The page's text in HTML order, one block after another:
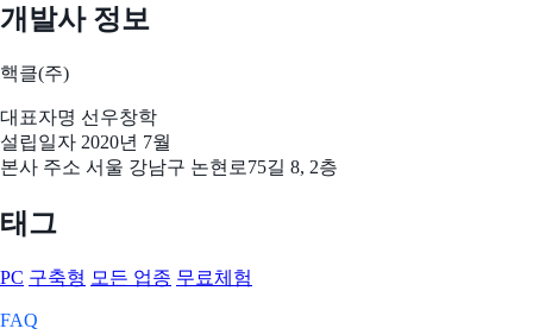
개발사 정보
핵클(주)
대표자명 선우창학
설립일자 2020년 7월
본사 주소 서울 강남구 논현로75길 8, 2층
태그
PC 구축형 모든 업종 무료체험
FAQ